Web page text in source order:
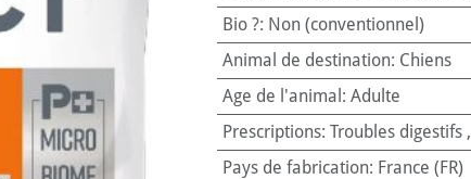
Bio ?: Non (conventionnel)
Animal de destination: Chiens
Age de l'animal : Adulte
Prescriptions: Troubles digestifs,
Pays de fabrication: France (FR)